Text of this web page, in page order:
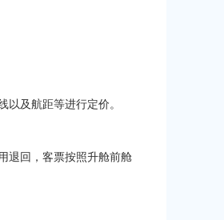
以及航距等进行定价。
退回，客票按照升舱前舱